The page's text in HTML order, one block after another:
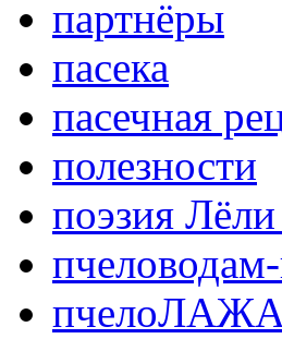
партнёры
пасека
пасечная
полезности
поэзия